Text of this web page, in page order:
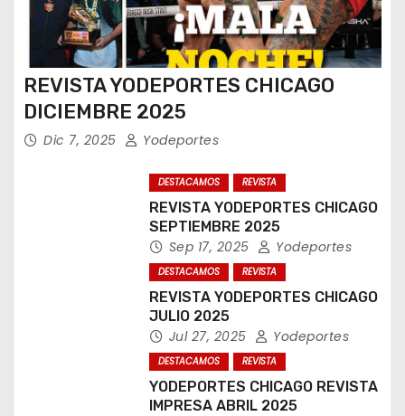
REVISTA YODEPORTES CHICAGO
DICIEMBRE 2025
Dic 7, 2025 Yodeportes
DESTACAMOS REVISTA
REVISTA YODEPORTES CHICAGO
SEPTIEMBRE 2025
Sep 17, 2025 Yodeportes
DESTACAMOS REVISTA
REVISTA YODEPORTES CHICAGO
JULIO 2025
Jul 27, 2025 Yodeportes
DESTACAMOS REVISTA
YODEPORTES CHICAGO REVISTA
IMPRESA ABRIL 2025